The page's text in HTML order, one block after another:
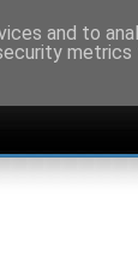
and to